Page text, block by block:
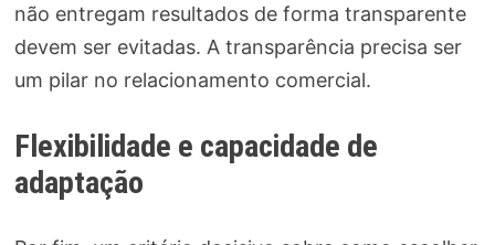
não entregam resultados de forma transparente
devem ser evitadas. A transparência precisa ser
um pilar no relacionamento comercial.
Flexibilidade e capacidade de
adaptação